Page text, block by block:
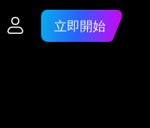
立即開始